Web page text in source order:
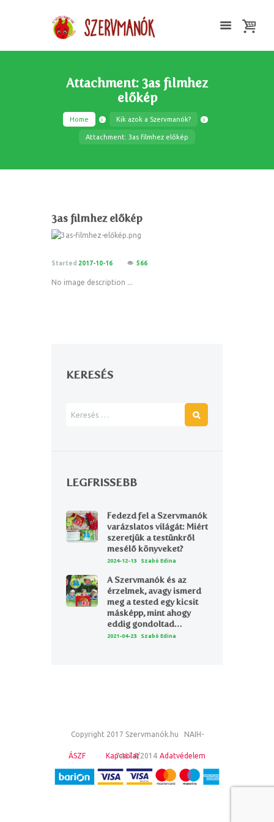
Attachment: 3as filmhez
előkép
Home Kik azok a Szervmanók?
Attachment: 3as filmhez előkép
3as filmhez előkép
Started 2017-10-16 566
No image description ...
KERESÉS
LEGFRISSEBB
Fedezd fel a Szervmanók
varázslatos világát: Miért
szeretjük a testünkről
mesélő könyveket?
2024-12-13 Szabó Edina
A Szervmanók és az
érzelmek, avagy ismerd
meg a tested egy kicsit
másképp, mint ahogy
eddig gondoltad…
2021-04-23 Szabó Edina
Copyright 2017 Szervmanók.hu NAIH-
74674/2014
ÁSZF Kapcsolat Adatvédelem